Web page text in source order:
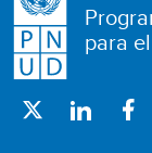
para